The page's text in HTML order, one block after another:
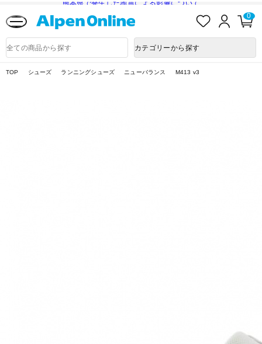
熊本県で発生した地震による影響について
入
ロ
ン
0
品
検
カテゴリーから探す
TOP シューズ ランニングシューズ ニューバランス M413 v3